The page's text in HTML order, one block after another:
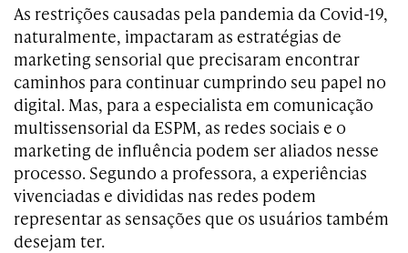
As restrições causadas pela pandemia da Covid-19,
naturalmente, impactaram as estratégias de
marketing sensorial que precisaram encontrar
caminhos para continuar cumprindo seu papel no
digital. Mas, para a especialista em comunicação
multissensorial da ESPM, as redes sociais e o
marketing de influência podem ser aliados nesse
processo. Segundo a professora, a experiências
vivenciadas e divididas nas redes podem
representar as sensações que os usuários também
desejam ter.